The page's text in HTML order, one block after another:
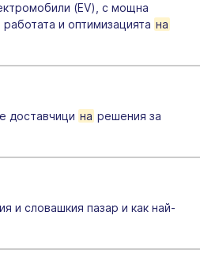
(EV), с мощна
и оптимизацията на
доставчици на решения за
и словашкия пазар и как най-